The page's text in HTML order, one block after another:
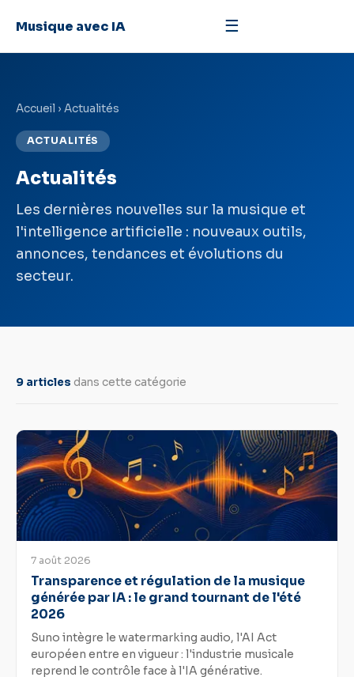
Musique avec IA ☰
Accueil › Actualités
ACTUALITÉS
Actualités
Les dernières nouvelles sur la musique et
l'intelligence artificielle : nouveaux outils,
annonces, tendances et évolutions du
secteur.
9 articles dans cette catégorie
7 août 2026
Transparence et régulation de la musique
générée par IA : le grand tournant de l'été
2026
Suno intègre le watermarking audio, l'AI Act
européen entre en vigueur : l'industrie musicale
reprend le contrôle face à l'IA générative.